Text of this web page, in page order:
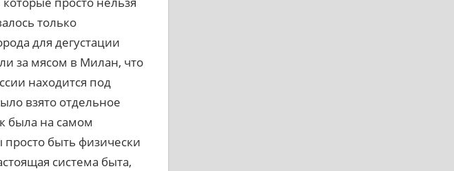
только
для дегустации
за мясом в Милан, что
находится под
взято отдельное
была на самом
быть физически
система быта,